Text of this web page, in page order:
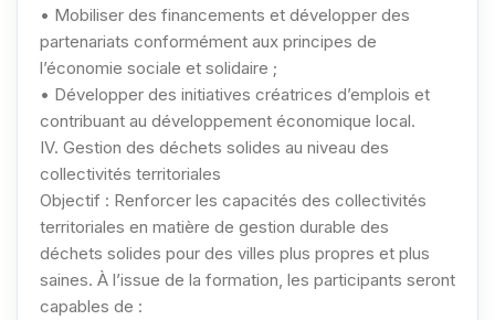
• Mobiliser des financements et développer des
partenariats conformément aux principes de
l’économie sociale et solidaire ;
• Développer des initiatives créatrices d’emplois et
contribuant au développement économique local.
IV. Gestion des déchets solides au niveau des
collectivités territoriales
Objectif : Renforcer les capacités des collectivités
territoriales en matière de gestion durable des
déchets solides pour des villes plus propres et plus
saines. À l’issue de la formation, les participants seront
capables de :